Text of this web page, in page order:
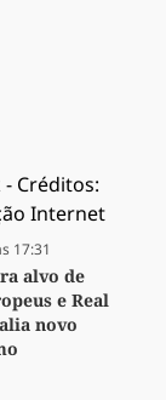
17:31
alvo de
e Real
novo